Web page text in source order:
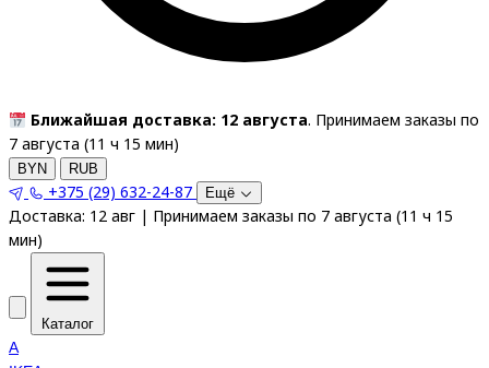
Ближайшая доставка: 12 августа. Принимаем заказы по
7 августа (11 ч 15 мин)
BYN RUB
+375 (29) 632-24-87 Ещё
Доставка: 12 авг | Принимаем заказы по 7 августа (11 ч 15
мин)
Каталог
A